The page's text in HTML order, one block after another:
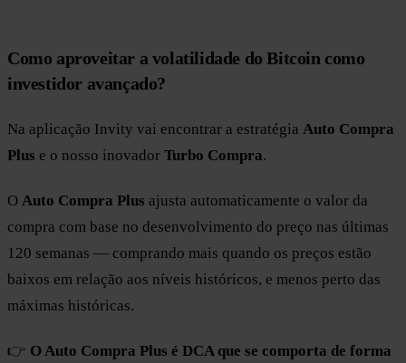
Como aproveitar a volatilidade do Bitcoin como
investidor avançado?
Na aplicação Invity vai encontrar a estratégia Auto Compra
Plus e o nosso inovador Turbo Compra.
O Auto Compra Plus ajusta automaticamente o valor da
compra com base no desenvolvimento do preço nas últimas
120 semanas — comprando mais quando os preços estão
baixos em relação aos níveis históricos, e menos perto das
máximas históricas.
👉 O Auto Compra Plus é DCA que se comporta de forma